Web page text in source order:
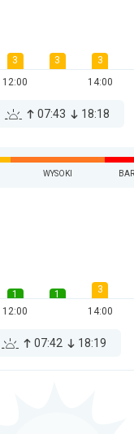
3
12:00
3
3
14:00
07:43 18:18
WYSOKI
1
12:00
1
3
14:00
07:42 18:19